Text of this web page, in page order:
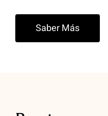
Saber Más